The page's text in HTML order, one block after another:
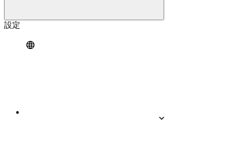
設定